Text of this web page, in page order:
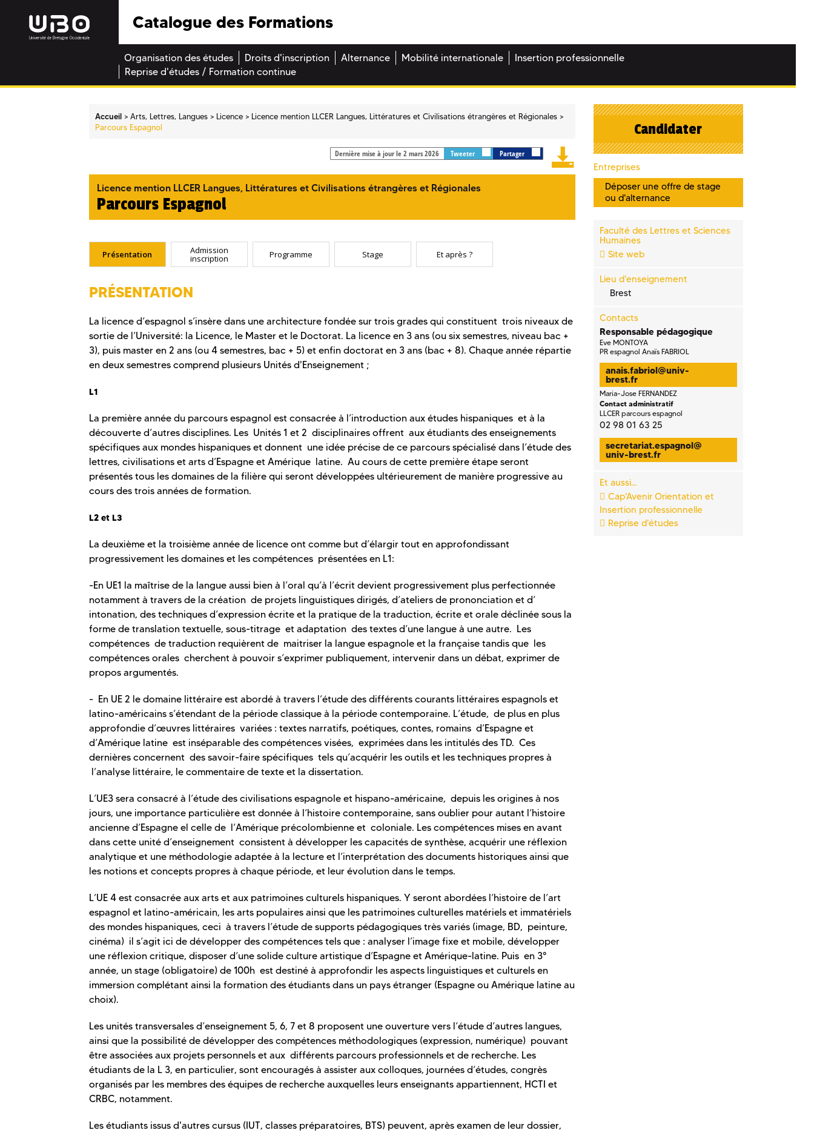
Catalogue des Formations
Organisation des études Droits d'inscription Alternance Mobilité internationale
Insertion professionnelle
Reprise d'études / Formation continue
Accueil Arts, Lettres, Langues Licence
Licence mention LLCER Langues, Littératures et Civilisations étrangères et Régionales
Parcours Espagnol
Dernière mise à jour le 2 mars 2026 Tweeter Partager
Licence mention LLCER Langues, Littératures et Civilisations étrangères et Régionales
Parcours Espagnol
Présentation Admission
inscription Programme Stage Et après ?
PRÉSENTATION
La licence d’espagnol s’insère dans une architecture fondée sur trois grades qui constituent trois niveaux de
sortie de l’Université: la Licence, le Master et le Doctorat. La licence en 3 ans (ou six semestres, niveau bac +
3), puis master en 2 ans (ou 4 semestres, bac + 5) et enfin doctorat en 3 ans (bac + 8). Chaque année répartie
en deux semestres comprend plusieurs Unités d'Enseignement ;
L1
La première année du parcours espagnol est consacrée à l’introduction aux études hispaniques et à la
découverte d’autres disciplines. Les Unités 1 et 2 disciplinaires offrent aux étudiants des enseignements
spécifiques aux mondes hispaniques et donnent une idée précise de ce parcours spécialisé dans l’étude des
lettres, civilisations et arts d’Espagne et Amérique latine. Au cours de cette première étape seront
présentés tous les domaines de la filière qui seront développées ultérieurement de manière progressive au
cours des trois années de formation.
L2 et L3
La deuxième et la troisième année de licence ont comme but d’élargir tout en approfondissant
progressivement les domaines et les compétences présentées en L1:
-En UE1 la maîtrise de la langue aussi bien à l’oral qu’à l’écrit devient progressivement plus perfectionnée
notamment à travers de la création de projets linguistiques dirigés, d’ateliers de prononciation et d’
intonation, des techniques d’expression écrite et la pratique de la traduction, écrite et orale déclinée sous la
forme de translation textuelle, sous-titrage et adaptation des textes d’une langue à une autre. Les
compétences de traduction requièrent de maitriser la langue espagnole et la française tandis que les
compétences orales cherchent à pouvoir s’exprimer publiquement, intervenir dans un débat, exprimer de
propos argumentés.
- En UE 2 le domaine littéraire est abordé à travers l’étude des différents courants littéraires espagnols et
latino-américains s’étendant de la période classique à la période contemporaine. L’étude, de plus en plus
approfondie d’œuvres littéraires variées : textes narratifs, poétiques, contes, romains d’Espagne et
d’Amérique latine est inséparable des compétences visées, exprimées dans les intitulés des TD. Ces
dernières concernent des savoir-faire spécifiques tels qu’acquérir les outils et les techniques propres à
l’analyse littéraire, le commentaire de texte et la dissertation.
L’UE3 sera consacré à l’étude des civilisations espagnole et hispano-américaine, depuis les origines à nos
jours, une importance particulière est donnée à l’histoire contemporaine, sans oublier pour autant l’histoire
ancienne d’Espagne el celle de l’Amérique précolombienne et coloniale. Les compétences mises en avant
dans cette unité d’enseignement consistent à développer les capacités de synthèse, acquérir une réflexion
analytique et une méthodologie adaptée à la lecture et l’interprétation des documents historiques ainsi que
les notions et concepts propres à chaque période, et leur évolution dans le temps.
L’UE 4 est consacrée aux arts et aux patrimoines culturels hispaniques. Y seront abordées l’histoire de l’art
espagnol et latino-américain, les arts populaires ainsi que les patrimoines culturelles matériels et immatériels
des mondes hispaniques, ceci à travers l’étude de supports pédagogiques très variés (image, BD, peinture,
cinéma) il s’agit ici de développer des compétences tels que : analyser l’image fixe et mobile, développer
une réflexion critique, disposer d’une solide culture artistique d’Espagne et Amérique-latine. Puis en 3°
année, un stage (obligatoire) de 100h est destiné à approfondir les aspects linguistiques et culturels en
immersion complétant ainsi la formation des étudiants dans un pays étranger (Espagne ou Amérique latine au
choix).
Les unités transversales d’enseignement 5, 6, 7 et 8 proposent une ouverture vers l’étude d’autres langues,
ainsi que la possibilité de développer des compétences méthodologiques (expression, numérique) pouvant
être associées aux projets personnels et aux différents parcours professionnels et de recherche. Les
étudiants de la L 3, en particulier, sont encouragés à assister aux colloques, journées d’études, congrès
organisés par les membres des équipes de recherche auxquelles leurs enseignants appartiennent, HCTI et
CRBC, notamment.
Les étudiants issus d'autres cursus (IUT, classes préparatoires, BTS) peuvent, après examen de leur dossier,
Candidater
Entreprises
Déposer une offre de stage
ou d'alternance
Faculté des Lettres et Sciences
Humaines
Site web
Lieu d'enseignement
Brest
Contacts
Responsable pédagogique
Eve MONTOYA
PR espagnol Anaïs FABRIOL
anais.fabriol@univ-
brest.fr
Maria-Jose FERNANDEZ
Contact administratif
LLCER parcours espagnol
02 98 01 63 25
secretariat.espagnol@
univ-brest.fr
Et aussi...
Cap'Avenir Orientation et
Insertion professionnelle
Reprise d'études